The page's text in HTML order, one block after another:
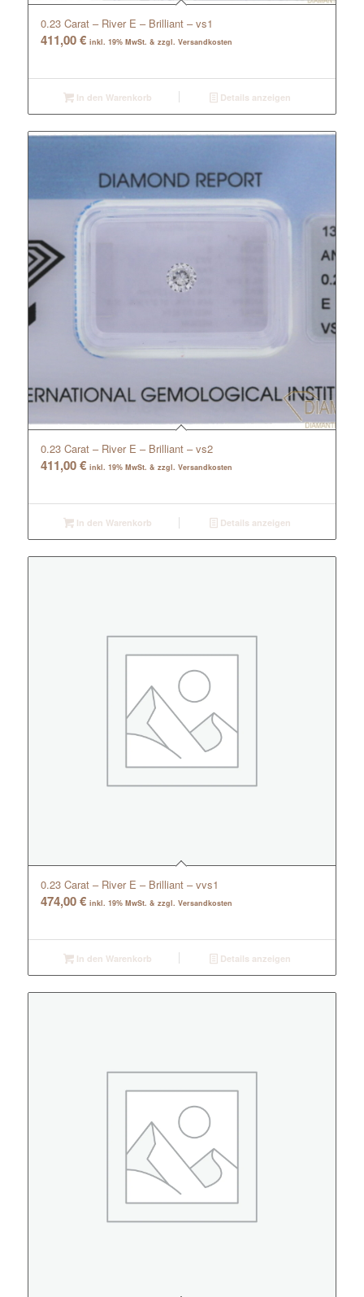
0.23 Carat – River E – Brilliant – vs1
411,00€ inkl. 19% MwSt. & zzgl. Versandkosten
In den Warenkorb Details anzeigen
0.23 Carat – River E – Brilliant – vs2
411,00€ inkl. 19% MwSt. & zzgl. Versandkosten
In den Warenkorb Details anzeigen
0.23 Carat – River E – Brilliant – vvs1
474,00€ inkl. 19% MwSt. & zzgl. Versandkosten
In den Warenkorb Details anzeigen